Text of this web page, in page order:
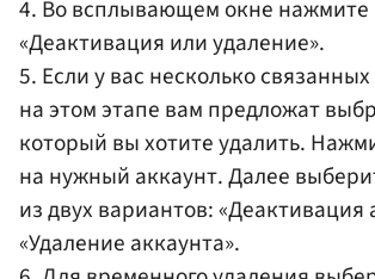
4. Во всплывающем окне нажмите
«Деактивация или удаление».
5. Если у вас несколько
на этом этапе вам предложат
который вы хотите удалить.
на нужный аккаунт. Далее
из двух вариантов: «Деактивация
«Удаление аккаунта».